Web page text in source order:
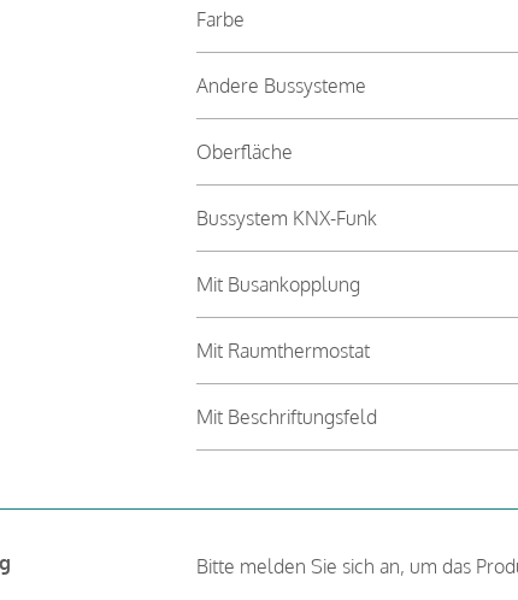
Farbe
Andere Bussysteme
Oberfläche
Bussystem KNX-Funk
Mit Busankopplung
Mit Raumthermostat
Mit Beschriftungsfeld
Bitte melden Sie sich an, um das